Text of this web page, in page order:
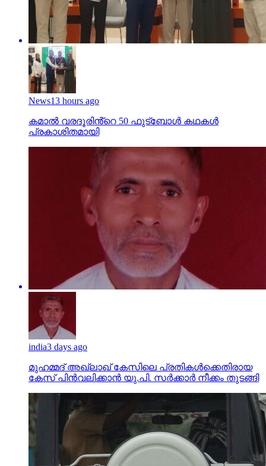
News13 hours ago
കമാൽ വരദൂരിൻ്റെ 50 ഫുട്ബോൾ കഥകൾ
പ്രകാശിതമായി
india3 days ago
മുഹമ്മദ് അഖ്‌ലാഖ് കേസിലെ പ്രതികള്‍ക്കെതിരായ
കേസ് പിന്‍വലിക്കാന്‍ യു.പി. സര്‍ക്കാര്‍ നീക്കം തുടങ്ങി